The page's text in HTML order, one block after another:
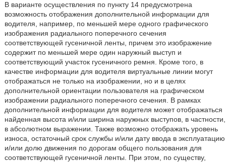
В варианте осуществления по пункту 14 предусмотрена
возможность отображения дополнительной информации для
водителя, например, по меньшей мере одного графического
изображения радиального поперечного сечения
соответствующей гусеничной ленты, причем это изображение
содержит по меньшей мере один наружный выступ и
соответствующий участок гусеничного ремня. Кроме того, в
качестве информации для водителя виртуальные линии могут
отображаться не только на изображении, но и в целях
дополнительной ориентации пользователя на графическом
изображении радиального поперечного сечения. В рамках
дополнительной информации для водителя может отображаться
найденная высота и/или ширина наружных выступов, в частности,
в абсолютном выражении. Также возможно отображать уровень
износа, остаточный срок службы и/или дату ввода в эксплуатацию
и/или долю движения по дорогам общего пользования для
соответствующей гусеничной ленты. При этом, по существу,